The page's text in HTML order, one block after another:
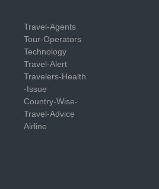
Travel-Agents
Tour-Operators
Technology
Travel-Alert
Travelers-Health
-Issue
Country-Wise-
Travel-Advice
Airline